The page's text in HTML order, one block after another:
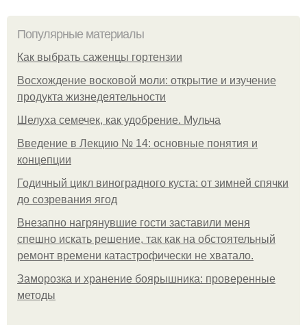
Популярные материалы
Как выбрать саженцы гортензии
Восхождение восковой моли: открытие и изучение
продукта жизнедеятельности
Шелуха семечек, как удобрение. Мульча
Введение в Лекцию № 14: основные понятия и
концепции
Годичный цикл виноградного куста: от зимней спячки
до созревания ягод
Внезапно нагрянувшие гости заставили меня
спешно искать решение, так как на обстоятельный
ремонт времени катастрофически не хватало.
Заморозка и хранение боярышника: проверенные
методы